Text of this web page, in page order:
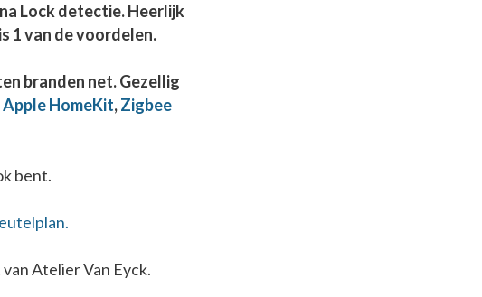
Lock detectie. Heerlijk
1 van de voordelen.
branden net. Gezellig
Apple HomeKit,Zigbee
bent.
Atelier Van Eyck.